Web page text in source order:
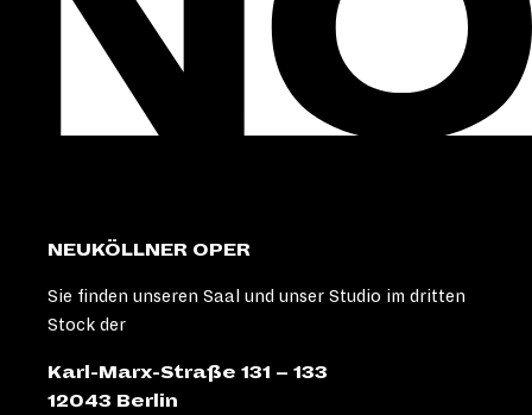
NEUKÖLLNER OPER
Sie finden unseren Saal und unser Studio im dritten
Stock der
Karl-Marx-Straße 131 – 133
12043 Berlin